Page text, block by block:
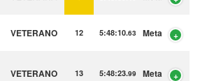
VETERANO 12 5:48:10.63 Meta
VETERANO 13 5:48:23.99 Meta